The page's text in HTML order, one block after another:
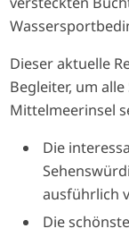
Dieser aktuelle
Begleiter, um
Mittelmeerinsel
Die
ausführlich
Die